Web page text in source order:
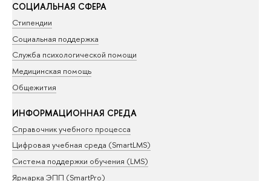
СОЦИАЛЬНАЯ СФЕРА
Стипендии
Социальная поддержка
Служба психологической помощи
Медицинская помощь
Общежития
ИНФОРМАЦИОННАЯ СРЕДА
Справочник учебного процесса
Цифровая учебная среда (SmartLMS)
Система поддержки обучения (LMS)
Ярмарка ЭПП (SmartPro)